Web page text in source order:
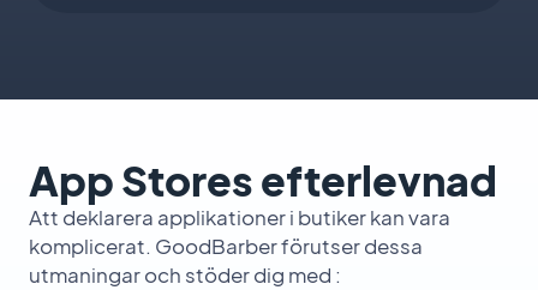
App Stores efterlevnad
Att deklarera applikationer i butiker kan vara
komplicerat. GoodBarber förutser dessa
utmaningar och stöder dig med :